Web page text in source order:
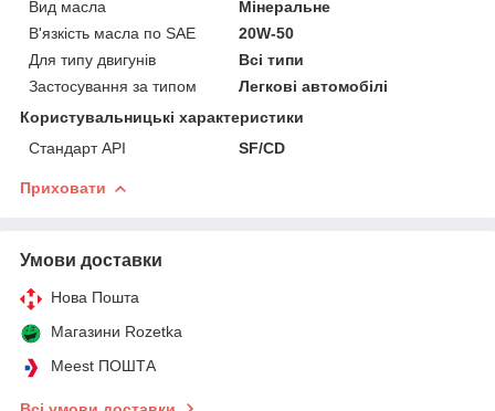
Вид масла
Мінеральне
В'язкість масла по SAE
20W-50
Для типу двигунів
Всі типи
Застосування за типом
Легкові автомобілі
Користувальницькі характеристики
Стандарт API
SF/CD
Приховати
Умови доставки
Нова Пошта
Магазини Rozetka
Meest ПОШТА